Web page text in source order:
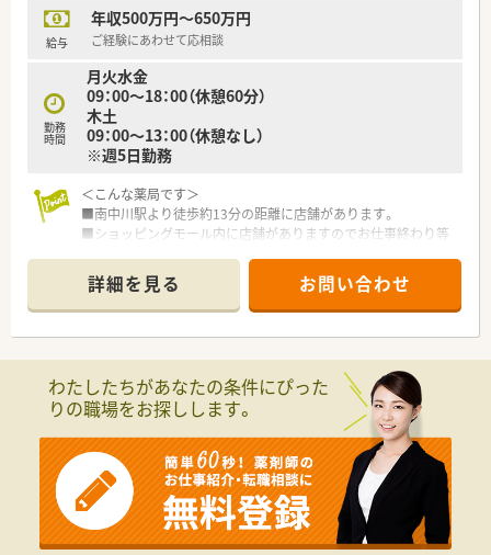
【想定される業務内容】
■眼科や内科、小児科などの処方箋に基づく調剤、監査、服薬指
■管理薬剤師として、在庫管理やスタッフの指導・育成など、店
舗運営全般のマネジメントを行います。
■患者様からの健康相談に応じるなど、地域のかかりつけ薬剤師
としての役割も期待されています。
給与
年収500万円～650万円
ご経験にあわせて応相談
勤務
時間
月火水金
09：00～18：00（休憩60分）
木土
09：00～13：00（休憩なし）
※週5日勤務
＜こんな薬局です＞
■南中川駅より徒歩約13分の距離に店舗があります。
■ショッピングモール内に店舗がありますのでお仕事終わり等
■薬剤師人数は常勤4名、パート1名です。
＜業務内容＞
■皮膚科をメインに広域を処方応需しています。
＜研修制度＞
■現場の先輩薬剤師より指導を受けて頂きます。
＜法人特徴＞
■1997年12月に1号店を開設し、現在東は岩国市から西は山陽
小野田市まで山口県の広域に10店舗展開（うち2店舗はドライブ
スルー可能店舗）している会社です。
■会社として機械にできることは機械に任せており、調剤業務の
機械化を進めています。薬剤師が調剤業務にかかる時間を減ら
詳細を見る お問い合わせ
わたしたちがあなたの条件にぴった
りの職場をお探しします。